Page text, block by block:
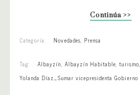
Continúa >>
Categoría: Novedades, Prensa
Tag: Albayzín, Albayzín Habitable,turismo,
Yolanda Díaz_Sumar vicepresidenta Gobierno